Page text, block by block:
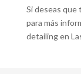
Si deseas que
para más
detailing en